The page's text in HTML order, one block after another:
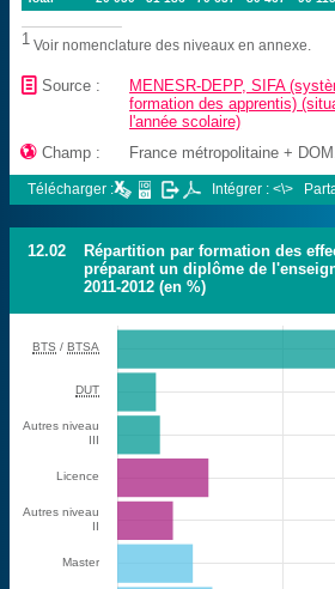
1 Voir nomenclature des niveaux en annexe.
📄 Source :
MENESR-DEPP, SIFA
formation des apprentis)
l'année scolaire)
 Champ : France métropolitaine + DOM.
Télécharger : Intégrer : <\>
12.02
Répartition par formation des
préparant un diplôme de
2011-2012 (en %)
BTS /BTSA
DUT
Autres niveau
III
Licence
Autres niveau
II
Master